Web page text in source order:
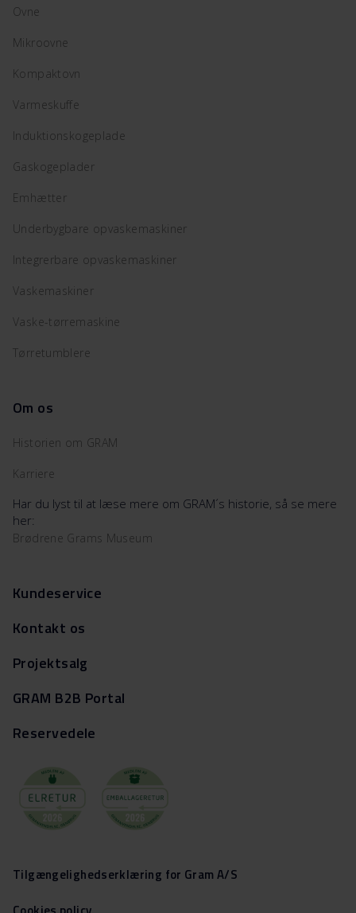
Ovne
Mikroovne
Kompaktovn
Varmeskuffe
Induktionskogeplade
Gaskogeplader
Emhætter
Underbygbare opvaskemaskiner
Integrerbare opvaskemaskiner
Vaskemaskiner
Vaske-tørremaskine
Tørretumblere
Om os
Historien om GRAM
Karriere
Har du lyst til at læse mere om GRAM´s historie, så se mere
her:
Brødrene Grams Museum
Kundeservice
Kontakt os
Projektsalg
GRAM B2B Portal
Reservedele
Tilgængelighedserklæring for Gram A/S